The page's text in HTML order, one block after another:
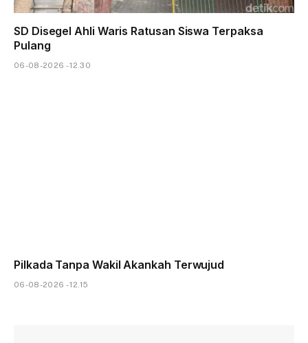
SD Disegel Ahli Waris Ratusan Siswa Terpaksa
Pulang
06-08-2026 - 12.30
Pilkada Tanpa Wakil Akankah Terwujud
06-08-2026 - 12.15